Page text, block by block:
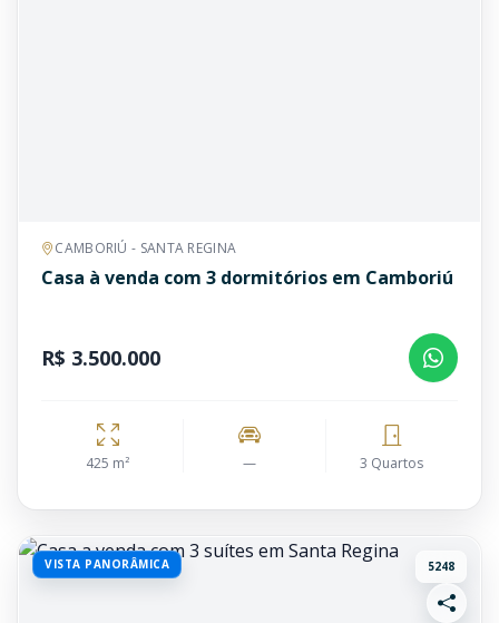
CAMBORIÚ - SANTA REGINA
Casa à venda com 3 dormitórios em Camboriú
R$ 3.500.000
425 m² — 3 Quartos
VISTA PANORÂMICA 5248